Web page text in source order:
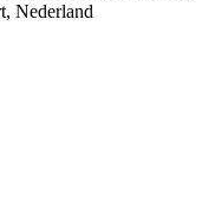
Nederland